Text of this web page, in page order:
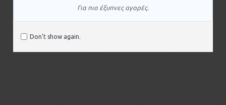
Για πιο έξυπνες αγορές.
Don't show again.